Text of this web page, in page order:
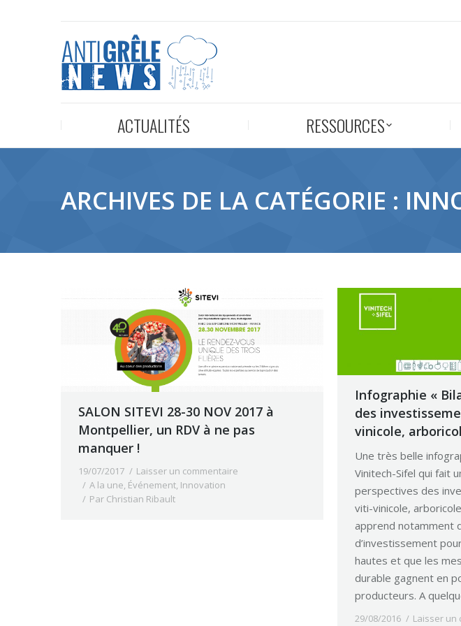
ACTUALITÉS RESSOURCES
ARCHIVES DE LA CATÉGORIE :
SALON SITEVI 28-30 NOV 2017 à
Montpellier, un RDV à ne pas
manquer !
19/07/2017
Laisser un commentaire
A la une, Événement, Innovation
Par Christian Ribault
Infographie «
des
vinicole,
Une très belle
Vinitech-Sifel qui fait
perspectives des
viti-vinicole,
apprend notamment
d’investissement
hautes et que les
durable gagnent en
producteurs. A
29/08/2016 Laisser un